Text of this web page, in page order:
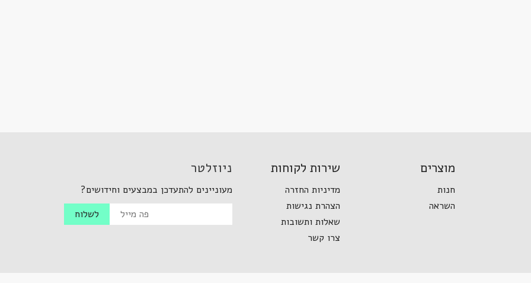
מוצרים
חנות
השראה
שירות לקוחות
מדיניות החזרה
הצהרת נגישות
שאלות ותשובות
צרו קשר
ניוזלטר
מעוניינים להתעדכן במבצעים וחידושים?